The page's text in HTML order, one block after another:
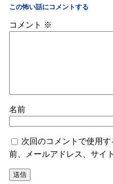
この怖い話にコメントする
コメント ※
名前
次回のコメントで使用
前、メールアドレス、サイ